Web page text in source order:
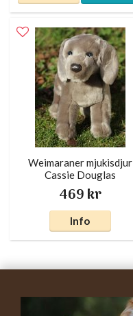
Weimaraner mjukisdjur
Cassie Douglas
469 kr
Info